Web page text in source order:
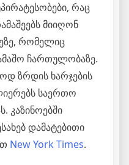
რაც
მიიღონ
რომელიც
ჩართულობაზე.
ზრდის ხარჯების
საერთო
კაზინოებში
დამატებითი
New York Times.